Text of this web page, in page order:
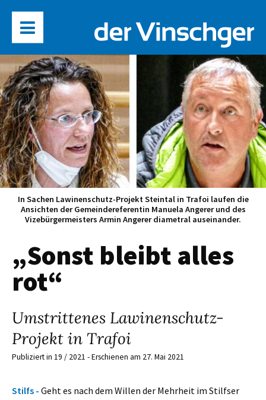
In Sachen Lawinenschutz-Projekt Steintal in Trafoi laufen die
Ansichten der Gemeindereferentin Manuela Angerer und des
Vizebürgermeisters Armin Angerer diametral auseinander.
„Sonst bleibt alles
rot“
Umstrittenes Lawinenschutz-
Projekt in Trafoi
Publiziert in 19 / 2021 - Erschienen am 27. Mai 2021
Stilfs - Geht es nach dem Willen der Mehrheit im Stilfser